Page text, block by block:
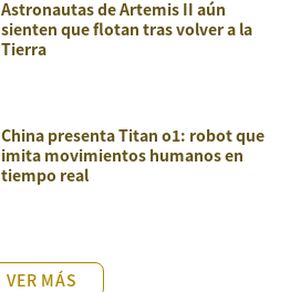
Astronautas de Artemis II aún
sienten que flotan tras volver a la
Tierra
China presenta Titan o1: robot que
imita movimientos humanos en
tiempo real
VER MÁS